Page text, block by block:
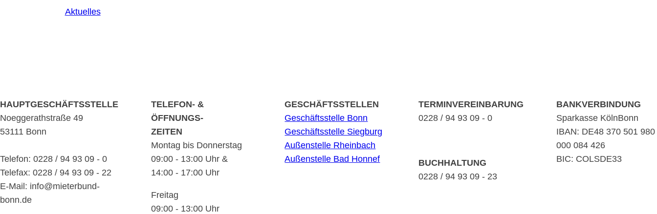
Aktuelles
HAUPTGESCHÄFTSSTELLE
Noeggerathstraße 49
53111 Bonn
Telefon: 0228 / 94 93 09 - 0
Telefax: 0228 / 94 93 09 - 22
E-Mail: info@mieterbund-
bonn.de
TELEFON- &
ÖFFNUNGS-
ZEITEN
Montag bis Donnerstag
09:00 - 13:00 Uhr &
14:00 - 17:00 Uhr
Freitag
09:00 - 13:00 Uhr
GESCHÄFTSSTELLEN
Geschäftsstelle Bonn
Geschäftsstelle Siegburg
Außenstelle Rheinbach
Außenstelle Bad Honnef
TERMINVEREINBARUNG
0228 / 94 93 09 - 0
BUCHHALTUNG
0228 / 94 93 09 - 23
BANKVERBINDUNG
Sparkasse KölnBonn
IBAN: DE48 370 501 980
000 084 426
BIC: COLSDE33